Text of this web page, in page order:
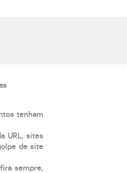
tenham
URL, sites
de site
sempre,